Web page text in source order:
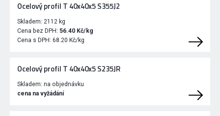
Ocelový profil T 40x40x5 S355J2
Skladem: 2112 kg
Cena bez DPH: 56.40 Kč/kg
Cena s DPH: 68.20 Kč/kg
Ocelový profil T 40x40x5 S235JR
Skladem: na objednávku
cena na vyžádání